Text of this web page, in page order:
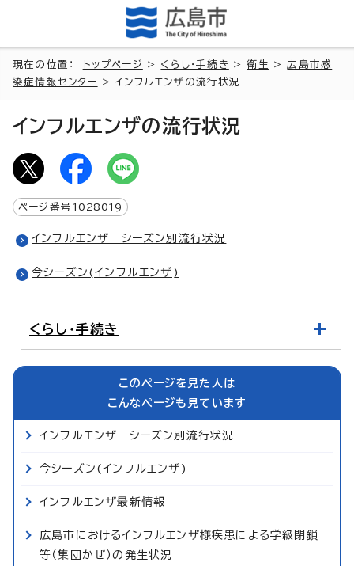
現在の位置： トップページ > くらし・手続き >衛生 >広島市感
染症情報センター
> インフルエンザの流行状況
インフルエンザの流行状況
ページ番号 1028019
インフルエンザ シーズン別流行状況
今シーズン(インフルエンザ)
くらし・手続き
このページを見た人は
こんなページも見ています
インフルエンザ シーズン別流行状況
今シーズン(インフルエンザ)
インフルエンザ最新情報
広島市におけるインフルエンザ様疾患による学級閉鎖
等（集団かぜ）の発生状況